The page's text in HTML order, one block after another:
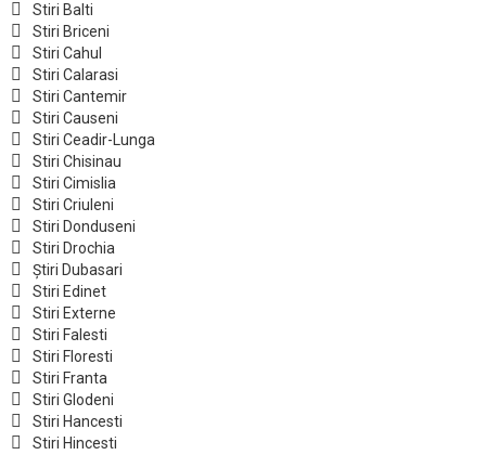
Stiri Balti
Stiri Briceni
Stiri Cahul
Stiri Calarasi
Stiri Cantemir
Stiri Causeni
Stiri Ceadir-Lunga
Stiri Chisinau
Stiri Cimislia
Stiri Criuleni
Stiri Donduseni
Stiri Drochia
Știri Dubasari
Stiri Edinet
Stiri Externe
Stiri Falesti
Stiri Floresti
Stiri Franta
Stiri Glodeni
Stiri Hancesti
Stiri Hincesti